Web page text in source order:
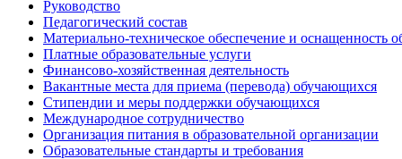
Руководство
Педагогический состав
Материально-техническое обеспечение и оснащенность
Платные образовательные услуги
Финансово-хозяйственная деятельность
Вакантные места для приема (перевода) обучающихся
Стипендии и меры поддержки обучающихся
Международное сотрудничество
Организация питания в образовательной организации
Образовательные стандарты и требования